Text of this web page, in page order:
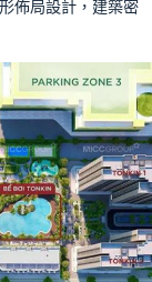
佈局設計，建築密